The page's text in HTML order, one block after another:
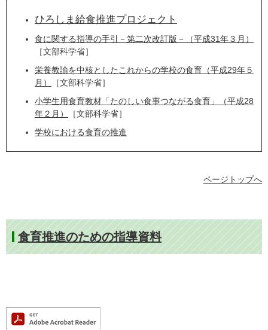
ひろしま給食推進プロジェクト
食に関する指導の手引－第二次改訂版－（平成31年３月）
［文部科学省］
栄養教諭を中核としたこれからの学校の食育（平成29年５
月）
［文部科学省］
小学生用食育教材「たのしい食事つながる食育」（平成28
年２月）
［文部科学省］
学校における食育の推進
ページトップへ
食育推進のための指導資料